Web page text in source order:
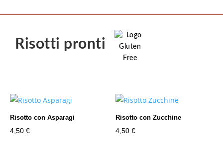
Risotti pronti
Risotto con Asparagi
4,50 €
Risotto con Zucchine
4,50€